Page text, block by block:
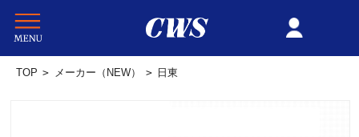
TOP > メーカー（NEW） > 日東